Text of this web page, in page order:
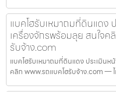
แบคโฮรับเหมาถมที่ดินแดง
เครื่องจักรพร้อมลุย สนใจ
รับจ้าง.com
แบคโฮรับเหมาถมที่ดินแดง ประเมินห
คลิก www.รถแบคโฮรับจ้าง.com —